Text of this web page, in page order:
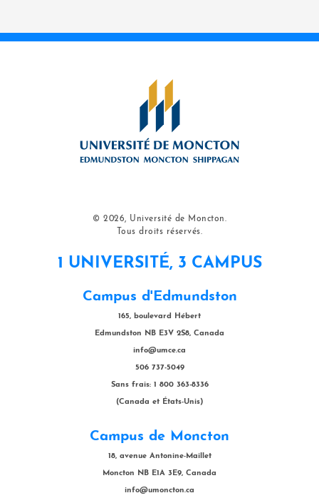
© 2026, Université de Moncton.
Tous droits réservés.
1 UNIVERSITÉ, 3 CAMPUS
Campus d'Edmundston
165, boulevard Hébert
Edmundston NB E3V 2S8, Canada
info@umce.ca
506 737-5049
Sans frais: 1 800 363-8336
(Canada et États-Unis)
Campus de Moncton
18, avenue Antonine-Maillet
Moncton NB E1A 3E9, Canada
info@umoncton.ca